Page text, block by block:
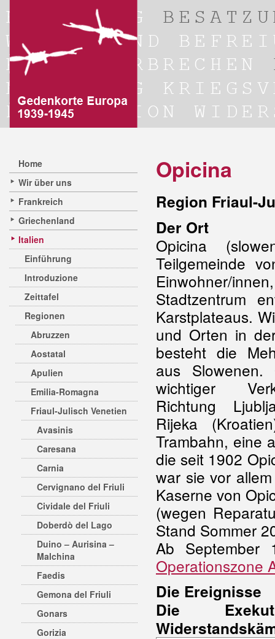
Home
Wir über uns
Frankreich
Griechenland
Italien
Einführung
Introduzione
Zeittafel
Regionen
Abruzzen
Aostatal
Apulien
Emilia-Romagna
Friaul-Julisch Venetien
Avasinis
Caresana
Carnia
Cervignano del Friuli
Cividale del Friuli
Doberdò del Lago
Duino – Aurisina –
Malchina
Faedis
Gemona del Friuli
Gonars
Gorizia
Opicina
Region Friaul-
Der Ort
Opicina
Teilgemeinde
Einwohner/
Stadtzentrum
Karstplateaus.
und Orten in
besteht die
aus
wichtiger
Richtung
Rijeka
Trambahn, eine
die seit 1902
war sie vor
Kaserne von
(wegen
Stand Sommer
Ab September
Operationszone
Die Ereignisse
Die